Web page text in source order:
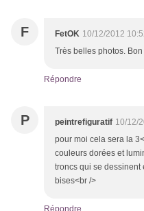
F FetOK 10/12/2012
Très belles photos.
Répondre
P peintrefiguratif 10/12/
pour moi cela sera la
couleurs dorées et
troncs qui se dessinent
bises<br />
Répondre